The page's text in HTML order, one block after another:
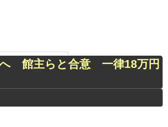
宮崎】マジ勘弁してほしい。久しぶりに恐ろしい
動画撮影OKなギャル】経験人数少なめな遅咲きギ
熊本地震】イオンの猫カフェ、悲惨なことになっ
乃木坂】水谷豊の息子、三山凌輝がW不倫‼共演し
へ 館主らと合意 一律18万円